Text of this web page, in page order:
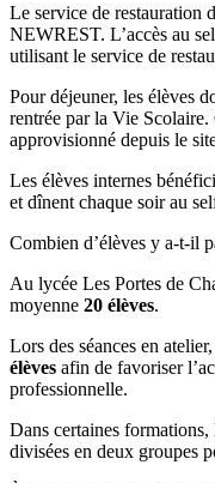
Le service de restauration
NEWREST. L’accès au
utilisant le service de
Pour déjeuner, les élèves
rentrée par la Vie
approvisionné depuis le
Les élèves internes
et dînent chaque soir au
Combien d’élèves y a-t-il
Au lycée Les Portes de
moyenne 20 élèves.
Lors des séances en
élèves afin de favoriser
professionnelle.
Dans certaines formations,
divisées en deux groupes